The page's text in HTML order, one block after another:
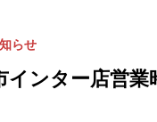
らせ
インター店営業